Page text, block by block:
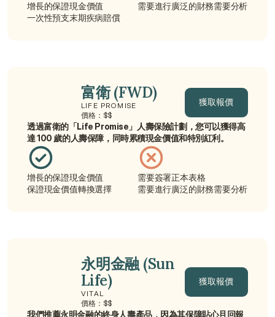
增長的保證現金價值
一次性預支末期疾病賠償
需要進行廣泛的財務需要分析
富衛 (FWD)
LIFE PROMISE
價格：$$
獲取報價
獲取報價
透過富衛的「Life Promise」人壽保險計劃，您可以獲得高
達 100 歲的人壽保障，同時累積現金價值和特別紅利。
增長的保證現金價值
保證現金價值轉換選擇
需要簽署正本表格
需要進行廣泛的財務需要分析
永明金融 (Sun
Life)
VITAL
價格：$$
獲取報價
獲取報價
我們推薦永明金融的終身人壽產品，因為其保障貼心且回報